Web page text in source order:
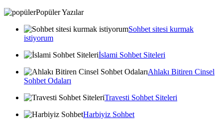
Popüler Yazılar
Sohbet sitesi kurmak
istiyorum
İslami Sohbet Siteleri
Ahlakı Bitiren Cinsel
Sohbet Odaları
Travesti Sohbet Siteleri
Harbiyiz Sohbet